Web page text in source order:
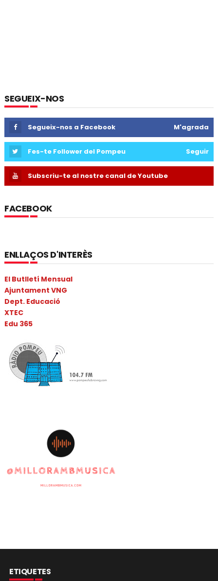
SEGUEIX-NOS
Segueix-nos a Facebook M'agrada
Fes-te Follower del Pompeu Seguir
Subscriu-te al nostre canal de Youtube
FACEBOOK
ENLLAÇOS D'INTERÈS
El Butlletí Mensual
Ajuntament VNG
Dept. Educació
XTEC
Edu 365
ETIQUETES